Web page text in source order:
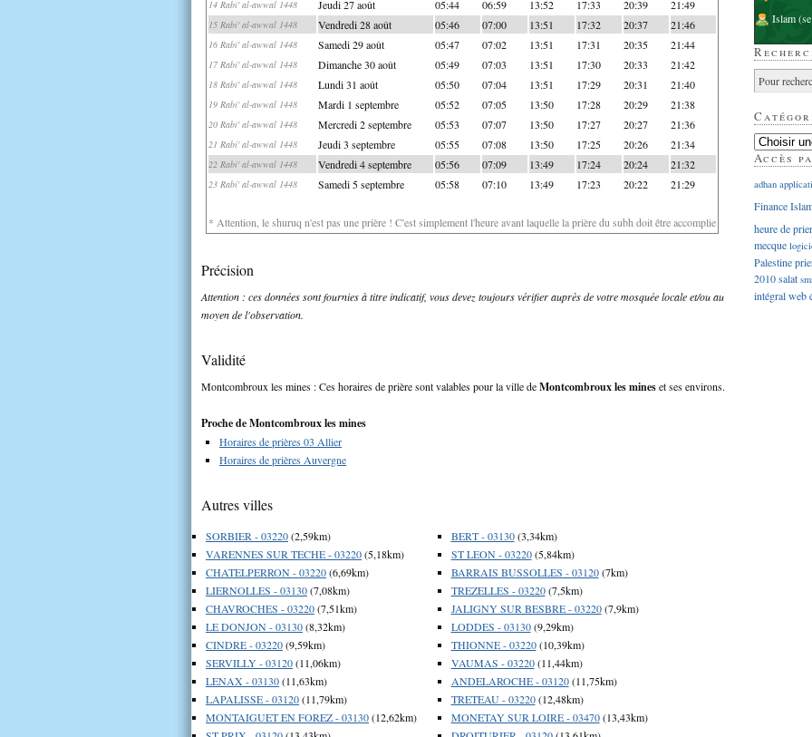
14 Rabi' al-awwal 1448 Jeudi 27 août 05:44 06:59 13:52 17:33 20:39 21:49
15 Rabi' al-awwal 1448 Vendredi 28 août 05:46 07:00 13:51 17:32 20:37 21:46
16 Rabi' al-awwal 1448 Samedi 29 août 05:47 07:02 13:51 17:31 20:35 21:44
17 Rabi' al-awwal 1448 Dimanche 30 août 05:49 07:03 13:51 17:30 20:33 21:42
18 Rabi' al-awwal 1448 Lundi 31 août 05:50 07:04 13:51 17:29 20:31 21:40
19 Rabi' al-awwal 1448 Mardi 1 septembre 05:52 07:05 13:50 17:28 20:29 21:38
20 Rabi' al-awwal 1448 Mercredi 2 septembre 05:53 07:07 13:50 17:27 20:27 21:36
21 Rabi' al-awwal 1448 Jeudi 3 septembre 05:55 07:08 13:50 17:25 20:26 21:34
22 Rabi' al-awwal 1448 Vendredi 4 septembre 05:56 07:09 13:49 17:24 20:24 21:32
23 Rabi' al-awwal 1448 Samedi 5 septembre 05:58 07:10 13:49 17:23 20:22 21:29
* Attention, le shuruq n'est pas une prière ! C'est simplement l'heure avant laquelle la prière du subh doit être accomplie
Précision
Attention : ces données sont fournies à titre indicatif, vous devez toujours vérifier auprès de votre mosquée locale et/ou au
moyen de l'observation.
Validité
Montcombroux les mines : Ces horaires de prière sont valables pour la ville deMontcombroux les mineset ses environs.
Proche de Montcombroux les mines
Horaires de prières 03 Allier
Horaires de prières Auvergne
Autres villes
SORBIER - 03220(2,59km)
VARENNES SUR TECHE - 03220(5,18km)
CHATELPERRON - 03220(6,69km)
LIERNOLLES - 03130(7,08km)
CHAVROCHES - 03220(7,51km)
LE DONJON - 03130(8,32km)
CINDRE - 03220(9,59km)
SERVILLY - 03120(11,06km)
LENAX - 03130(11,63km)
LAPALISSE - 03120(11,79km)
MONTAIGUET EN FOREZ - 03130(12,62km)
BERT - 03130(3,34km)
ST LEON - 03220(5,84km)
BARRAIS BUSSOLLES - 03120(7km)
TREZELLES - 03220(7,5km)
JALIGNY SUR BESBRE - 03220(7,9km)
LODDES - 03130(9,29km)
THIONNE - 03220(10,39km)
VAUMAS - 03220(11,44km)
ANDELAROCHE - 03120(11,75km)
TRETEAU - 03220(12,48km)
MONETAY SUR LOIRE - 03470(13,43km)
Islam
Accès
adhan
Finance
heure de
mecque
Palestine
2010salat
intégralweb